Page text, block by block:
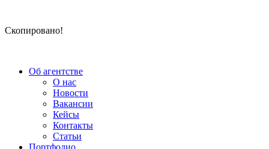
Скопировано!
Об агентстве
О нас
Новости
Вакансии
Кейсы
Контакты
Статьи
Портфолио